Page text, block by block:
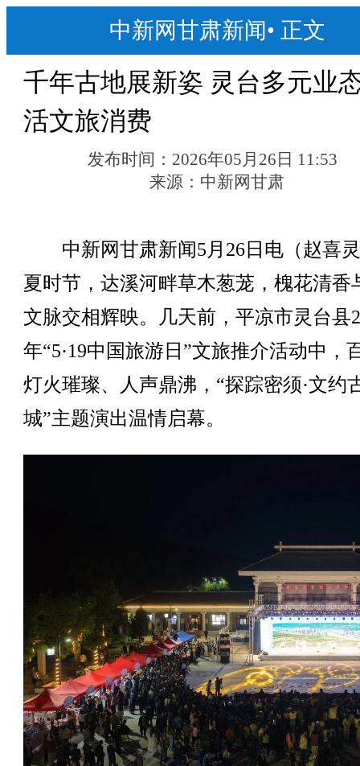
中新网甘肃新闻• 正文
千年古地展新姿 灵台多元业
活文旅消费
发布时间： 2026年05月26日 11:53
来源： 中新网甘肃
中新网甘肃新闻5月26日电（赵喜
夏时节，达溪河畔草木葱茏，槐花清香
文脉交相辉映。几天前，平凉市灵台县
年“5·19中国旅游日”文旅推介活动中，
灯火璀璨、人声鼎沸，“探踪密须·文约
城”主题演出温情启幕。